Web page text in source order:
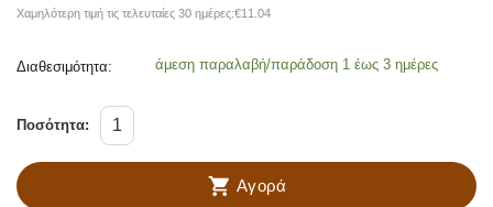
Χαμηλότερη τιμή τις τελευταίες 30 ημέρες:€11.04
Διαθεσιμότητα: άμεση παραλαβή/παράδοση 1 έως 3 ημέρες
Ποσότητα:
Αγορά